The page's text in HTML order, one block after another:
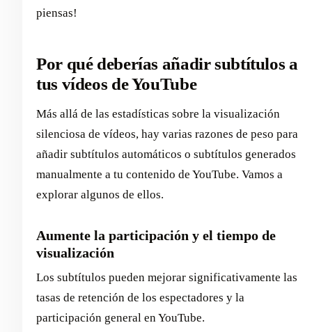
piensas!
Por qué deberías añadir subtítulos a
tus vídeos de YouTube
Más allá de las estadísticas sobre la visualización
silenciosa de vídeos, hay varias razones de peso para
añadir subtítulos automáticos o subtítulos generados
manualmente a tu contenido de YouTube. Vamos a
explorar algunos de ellos.
Aumente la participación y el tiempo de
visualización
Los subtítulos pueden mejorar significativamente las
tasas de retención de los espectadores y la
participación general en YouTube.